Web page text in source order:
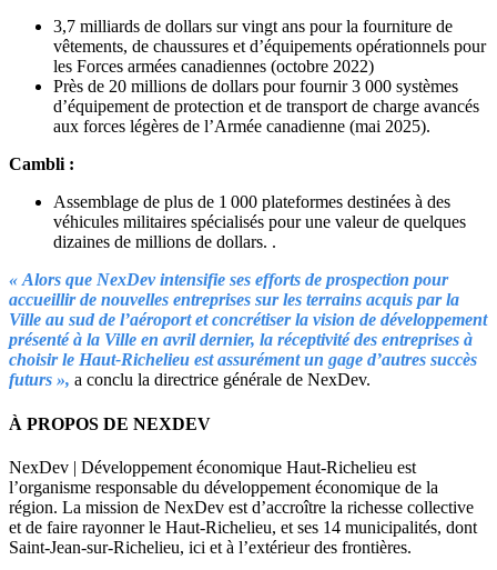
3,7 milliards de dollars sur vingt ans pour la fourniture de
vêtements, de chaussures et d’équipements opérationnels pour
les Forces armées canadiennes (octobre 2022)
Près de 20 millions de dollars pour fournir 3 000 systèmes
d’équipement de protection et de transport de charge avancés
aux forces légères de l’Armée canadienne (mai 2025).
Cambli :
Assemblage de plus de 1 000 plateformes destinées à des
véhicules militaires spécialisés pour une valeur de quelques
dizaines de millions de dollars. .
« Alors que NexDev intensifie ses efforts de prospection pour
accueillir de nouvelles entreprises sur les terrains acquis par la
Ville au sud de l’aéroport et concrétiser la vision de développement
présenté à la Ville en avril dernier, la réceptivité des entreprises à
choisir le Haut-Richelieu est assurément un gage d’autres succès
futurs », a conclu la directrice générale de NexDev.
À PROPOS DE NEXDEV
NexDev | Développement économique Haut-Richelieu est
l’organisme responsable du développement économique de la
région. La mission de NexDev est d’accroître la richesse collective
et de faire rayonner le Haut-Richelieu, et ses 14 municipalités, dont
Saint-Jean-sur-Richelieu, ici et à l’extérieur des frontières.